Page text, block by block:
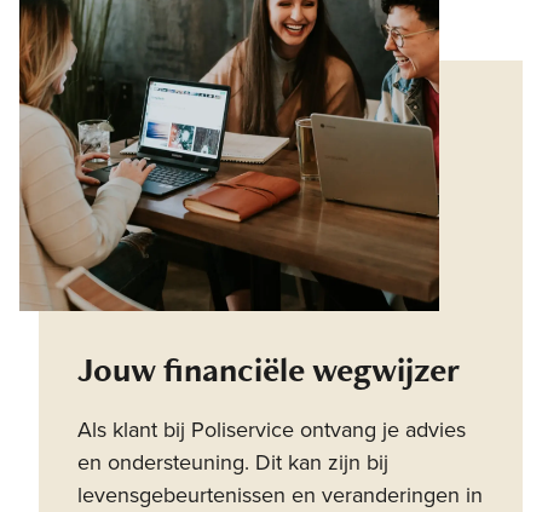
Jouw financiële wegwijzer
Als klant bij Poliservice ontvang je advies
en ondersteuning. Dit kan zijn bij
levensgebeurtenissen en veranderingen in